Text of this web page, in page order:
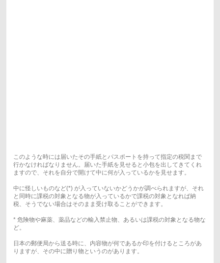
このような時には届いたその手紙とパスポートを持って指定の税関まで
行かなければなりません。届いた手紙を見せると小包を出してきてくれ
ますので、それを自分で開けて中に何が入っているかを見せます。
中に怪しいものなど(*) が入っていないかどうかが調べられますが、それ
と同時に課税の対象となる物が入っているかで課税の対象となれば納
税、そうでない場合はそのまま受け取ることができます。
* 危険物や麻薬、薬品などの輸入禁止物、あるいは課税の対象となる物な
ど。
日本の郵便局から送る時に、内容物が何であるか印を付けるところがあ
りますが、その中に贈り物というのがあります。